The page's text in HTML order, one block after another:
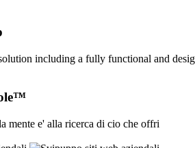
including a fully functional and
mente e' alla ricerca di cio che offri